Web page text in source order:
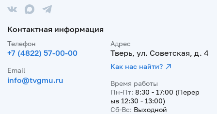
Контактная информация
Телефон
+7 (4822) 57-00-00
Email
info@tvgmu.ru
Адрес
Тверь, ул. Советская, д. 4
Как нас найти?
Время работы
Пн-Пт: 8:30 - 17:00 (Перер
ыв 12:30 - 13:00)
Сб-Вс: Выходной